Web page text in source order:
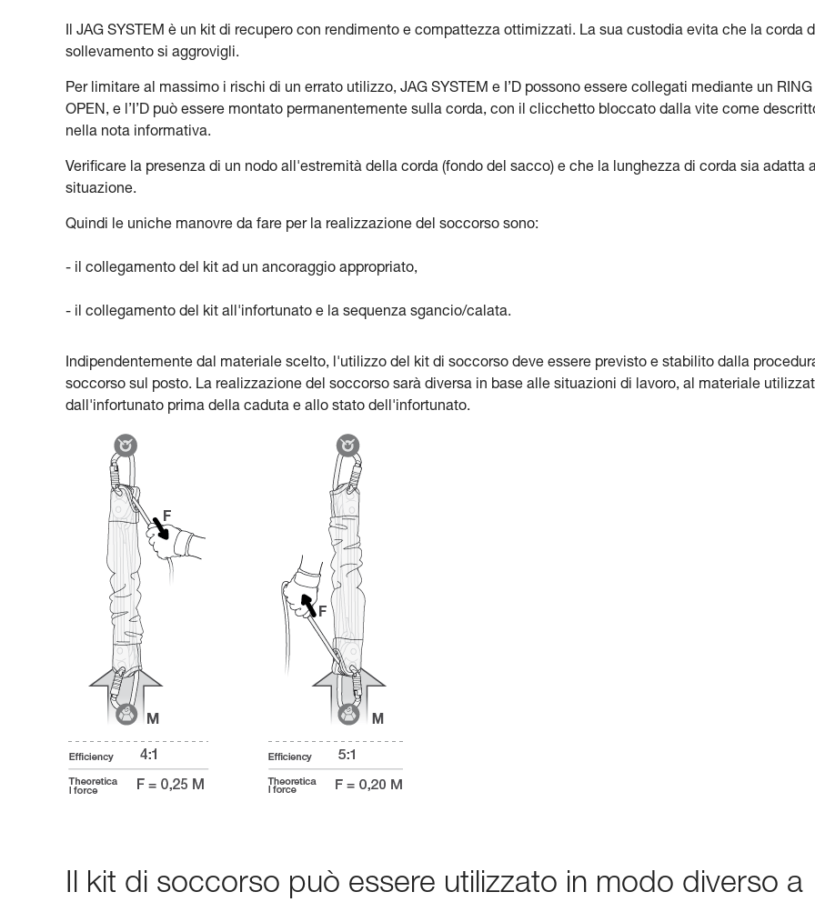
Il JAG SYSTEM è un kit di recupero con rendimento e compattezza ottimizzati. La sua custodia evita che la corda
sollevamento si aggrovigli.
Per limitare al massimo i rischi di un errato utilizzo, JAG SYSTEM e I’D possono essere collegati mediante un RING
OPEN, e l’I’D può essere montato permanentemente sulla corda, con il clicchetto bloccato dalla vite come
nella nota informativa.
Verificare la presenza di un nodo all'estremità della corda (fondo del sacco) e che la lunghezza di corda sia adatta
situazione.
Quindi le uniche manovre da fare per la realizzazione del soccorso sono:
- il collegamento del kit ad un ancoraggio appropriato,
- il collegamento del kit all'infortunato e la sequenza sgancio/calata.
Indipendentemente dal materiale scelto, l'utilizzo del kit di soccorso deve essere previsto e stabilito dalla
soccorso sul posto. La realizzazione del soccorso sarà diversa in base alle situazioni di lavoro, al materiale
dall'infortunato prima della caduta e allo stato dell'infortunato.
Il kit di soccorso può essere utilizzato in modo diverso a